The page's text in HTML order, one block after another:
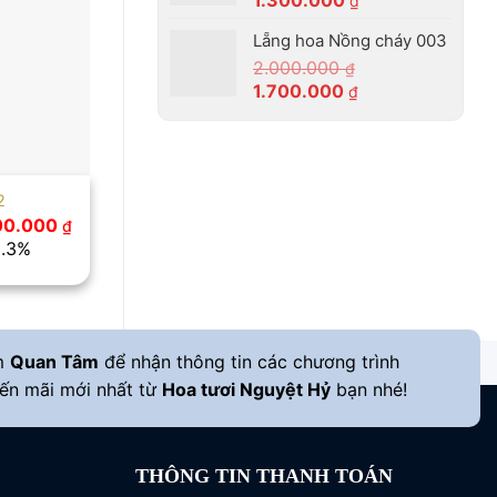
là:
1.400.000 ₫.
tại
Lẵng hoa Nồng cháy 003
2.000.000₫
Giá
1.700.000 ₫Giá
₫Giá
là:
1.100.000 ₫.
Quan Tâm để nhận thông tin các chương trình
mãi mới nhất từ Hoa tươi Nguyệt Hỷ bạn nhé!
THÔNG TIN THANH TOÁN